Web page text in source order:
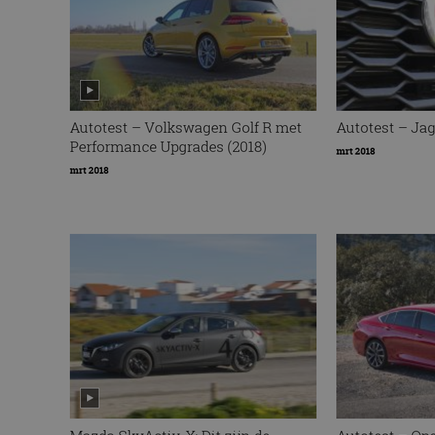
Autotest – Volkswagen Golf R met
Performance Upgrades (2018)
mrt 2018
Autotest –
mrt 2018